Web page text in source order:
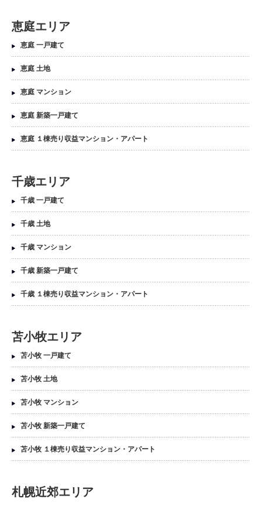
恵庭エリア
恵庭 一戸建て
恵庭 土地
恵庭 マンション
恵庭 新築一戸建て
恵庭 １棟売り収益マンション・アパート
千歳エリア
千歳 一戸建て
千歳 土地
千歳 マンション
千歳 新築一戸建て
千歳 １棟売り収益マンション・アパート
苫小牧エリア
苫小牧 一戸建て
苫小牧 土地
苫小牧 マンション
苫小牧 新築一戸建て
苫小牧 １棟売り収益マンション・アパート
札幌近郊エリア